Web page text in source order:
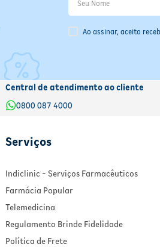
Ao assinar, aceito
Central de atendimento ao cliente
0800 087 4000
Serviços
Indiclinic - Serviços Farmacêuticos
Farmácia Popular
Telemedicina
Regulamento Brinde Fidelidade
Política de Frete